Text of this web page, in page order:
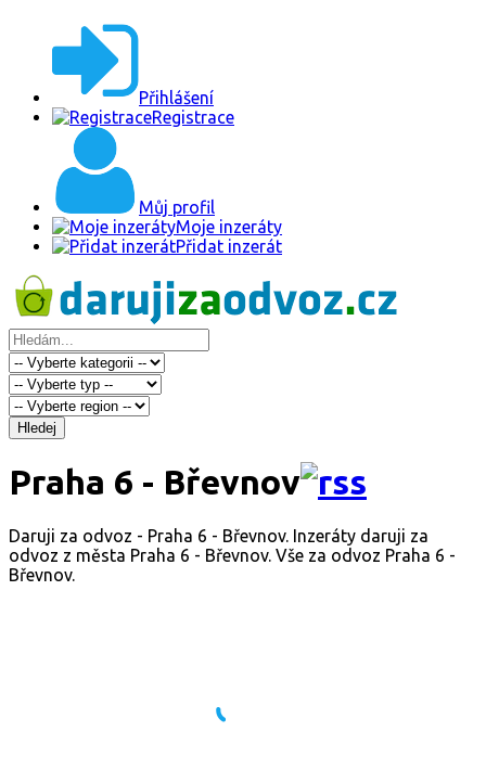
Přihlášení
Registrace
Můj profil
Moje inzeráty
Přidat inzerát
Hledej
Praha 6 - Břevnov
Daruji za odvoz - Praha 6 - Břevnov. Inzeráty daruji za
odvoz z města Praha 6 - Břevnov. Vše za odvoz Praha 6 -
Břevnov.